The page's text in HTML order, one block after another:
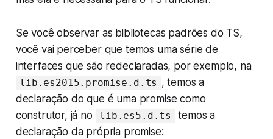
Se você observar as bibliotecas padrões do TS,
você vai perceber que temos uma série de
interfaces que são redeclaradas, por exemplo, na
lib.es2015.promise.d.ts , temos a
declaração do que é uma promise como
construtor, já no
lib.es5.d.ts
temos a
declaração da própria promise: